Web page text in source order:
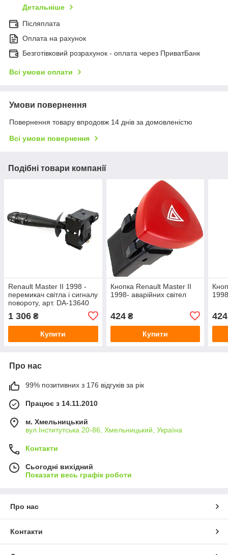
Детальніше
Післяплата
Оплата на рахунок
Безготівковий розрахунок - оплата через ПриватБанк
Всі умови оплати
Умови повернення
Повернення товару впродовж 14 днів за домовленістю
Всі умови повернення
Подібні товари компанії
Renault Master II 1998 -
перемикач світла і сигналу
повороту, арт. DA-13640
1 306 ₴
Купити
Кнопка Renault Master II
1998- аварійних світел
424₴
Купити
424
Про нас
99% позитивних з 176 відгуків за рік
Працює з 14.11.2010
м. Хмельницький
вул Інститутська 20-86, Хмельницький, Україна
Контакти
Сьогодні вихідний
Показати весь графік роботи
Про нас
Контакти